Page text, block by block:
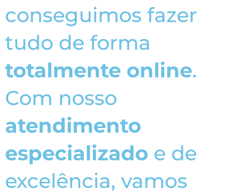
conseguimos fazer
tudo de forma
totalmente online.
Com nosso
atendimento
especializado e de
excelência, vamos